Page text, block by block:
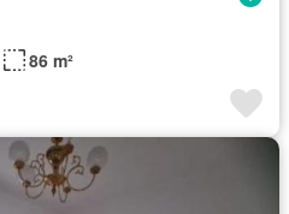
86 m²